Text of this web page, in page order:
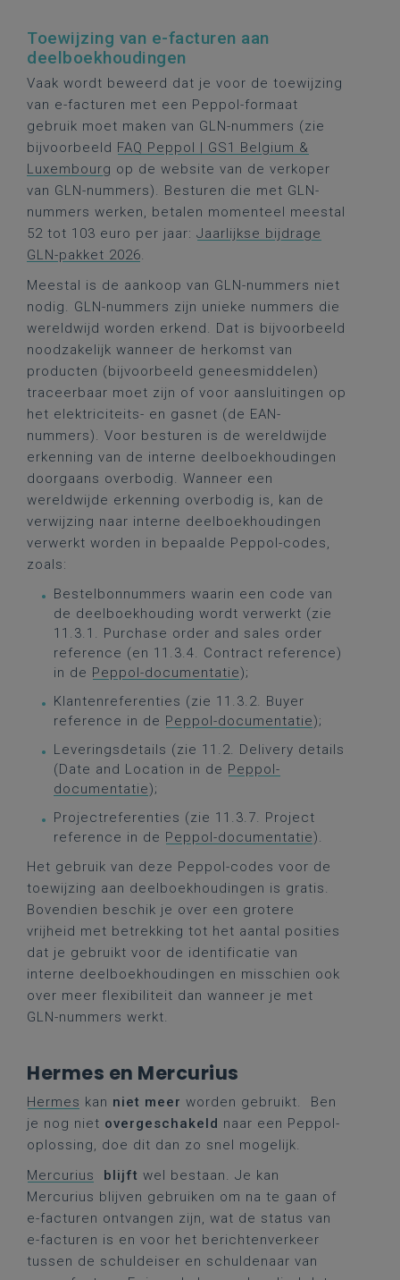
Toewijzing van e-facturen aan
deelboekhoudingen
Vaak wordt beweerd dat je voor de toewijzing
van e-facturen met een Peppol-formaat
gebruik moet maken van GLN-nummers (zie
bijvoorbeeld FAQ Peppol | GS1 Belgium &
Luxembourg op de website van de verkoper
van GLN-nummers). Besturen die met GLN-
nummers werken, betalen momenteel meestal
52 tot 103 euro per jaar: Jaarlijkse bijdrage
GLN-pakket 2026.
Meestal is de aankoop van GLN-nummers niet
nodig. GLN-nummers zijn unieke nummers die
wereldwijd worden erkend. Dat is bijvoorbeeld
noodzakelijk wanneer de herkomst van
producten (bijvoorbeeld geneesmiddelen)
traceerbaar moet zijn of voor aansluitingen op
het elektriciteits- en gasnet (de EAN-
nummers). Voor besturen is de wereldwijde
erkenning van de interne deelboekhoudingen
doorgaans overbodig. Wanneer een
wereldwijde erkenning overbodig is, kan de
verwijzing naar interne deelboekhoudingen
verwerkt worden in bepaalde Peppol-codes,
zoals:
Bestelbonnummers waarin een code van
de deelboekhouding wordt verwerkt (zie
11.3.1. Purchase order and sales order
reference (en 11.3.4. Contract reference)
in de Peppol-documentatie);
Klantenreferenties (zie 11.3.2. Buyer
reference in de Peppol-documentatie);
Leveringsdetails (zie 11.2. Delivery details
(Date and Location in de Peppol-
documentatie);
Projectreferenties (zie 11.3.7. Project
reference in de Peppol-documentatie).
Het gebruik van deze Peppol-codes voor de
toewijzing aan deelboekhoudingen is gratis.
Bovendien beschik je over een grotere
vrijheid met betrekking tot het aantal posities
dat je gebruikt voor de identificatie van
interne deelboekhoudingen en misschien ook
over meer flexibiliteit dan wanneer je met
GLN-nummers werkt.
Hermes en Mercurius
Hermes kan niet meer worden gebruikt. Ben
je nog niet overgeschakeld naar een Peppol-
oplossing, doe dit dan zo snel mogelijk.
Mercurius
blijft wel bestaan. Je kan
Mercurius blijven gebruiken om na te gaan of
e-facturen ontvangen zijn, wat de status van
e-facturen is en voor het berichtenverkeer
tussen de schuldeiser en schuldenaar van